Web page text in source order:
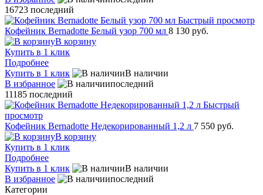
16723 последний
Быстрый просмотр
Кофейник Bernadotte Белый узор 700 мл 8 130 руб.
В корзину
Купить в 1 клик
Подробнее
Купить в 1 клик
В наличии
В избранное
последний
11185 последний
Быстрый
просмотр
Кофейник Bernadotte Недекорированный 1,2 л 7 550 руб.
В корзину
Купить в 1 клик
Подробнее
Купить в 1 клик
В наличии
В избранное
последний
Категории